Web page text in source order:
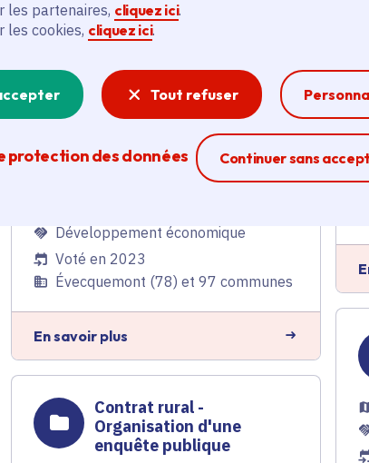
les partenaires, cliquez ici.
les cookies, cliquez ici.
Tout refuser
protection des données Continuer sans
Ferme la
Évecquemont (78) et 97 communes
Programme d'actions
2023 du Pnr du Vexin
Développement économique
Voté en 2023
Évecquemont (78) et 97 communes
En savoir plus
Contrat rural -
Organisation d'une
enquête publique